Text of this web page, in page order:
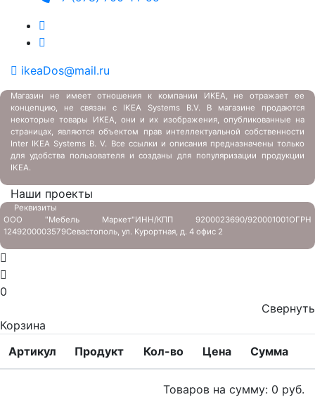
ikeaDos@mail.ru
Магазин не имеет отношения к компании ИКЕА, не отражает ее
концепцию, не связан с IKEA Systems B.V. В магазине продаются
некоторые товары ИКЕА, они и их изображения, опубликованные на
страницах, являются объектом прав интеллектуальной собственности
Inter IKEA Systems B. V. Все ссылки и описания предназначены только
для удобства пользователя и созданы для популяризации продукции
IKEA.
Наши проекты
Реквизиты
ООО "Мебель Маркет"ИНН/КПП 9200023690/920001001ОГРН
1249200003579Севастополь, ул. Курортная, д. 4 офис 2
0
Свернуть
Корзина
Артикул
Продукт Кол-во Цена Сумма
Товаров на сумму: 0 руб.